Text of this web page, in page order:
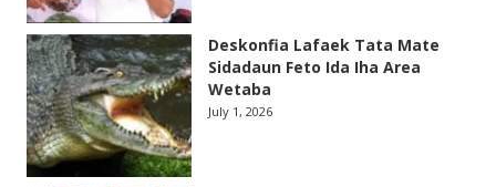
Deskonfia Lafaek Tata Mate
Sidadaun Feto Ida Iha Area
Wetaba
July 1, 2026